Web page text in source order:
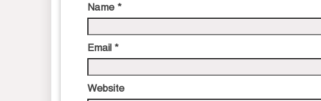
Name *
Email *
Website